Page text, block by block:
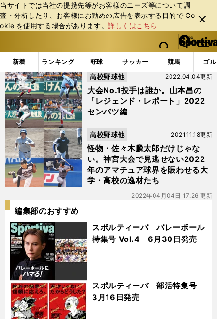
当サイトでは当社の提携先等がお客様のニーズ等について調
査・分析したり、お客様にお勧めの広告を表⽰する⽬的で Co
okie を使⽤する場合があります。詳しくはこちら
閉じ
る
web Sportiva (webスポルティーバ)
検索
マイペ
ー
ジ
メニュ
新着 ランキング 野球 サッカー 競馬 ゴ
b
ス
ポ
ル
テ
ィ
ー
バ
「#森山陽一朗」の最新ニュース・ 情報
大会No.1投手は誰か。山本昌の
「レジェンド・レポート」2022
センバツ編
2022.04.04更新
高校野球他
怪物・佐々木麟太郎だけじゃな
い。神宮大会で見逃せない2022
年のアマチュア球界を賑わせる大
学・高校の逸材たち
2021.11.18更新
高校野球他
2022年04月04日 17:26 更新
編集部のおすすめ
スポルティーバ バレーボール
特集号 Vol.4 6月30日発売
スポルティーバ 部活特集号
3月16日発売